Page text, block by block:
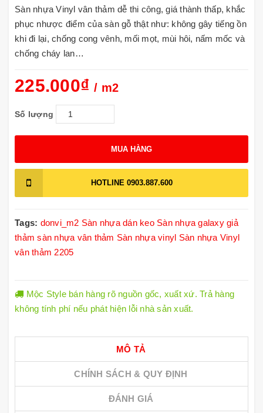
Sàn nhựa Vinyl vân thảm dễ thi công, giá thành thấp, khắc
phục nhược điểm của sàn gỗ thật như: không gây tiếng ồn
khi đi lại, chống cong vênh, mối mọt, mùi hôi, nấm mốc và
chống cháy lan…
225.000₫/ m2
Số lượng
MUA HÀNG
HOTLINE 0903.887.600
Tags: donvi_m2 Sàn nhựa dán keo Sàn nhựa galaxy giả
thảm sàn nhựa vân thảm Sàn nhựa vinyl Sàn nhựa Vinyl
vân thảm 2205
Mộc Style bán hàng rõ nguồn gốc, xuất xứ. Trả hàng
không tính phí nếu phát hiện lỗi nhà sản xuất.
MÔ TẢ
CHÍNH SÁCH & QUY ĐỊNH
ĐÁNH GIÁ